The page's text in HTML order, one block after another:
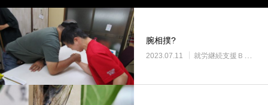
腕相撲?
2023.07.11 就労継続支援Ｂ型・ニコサービス城東センター